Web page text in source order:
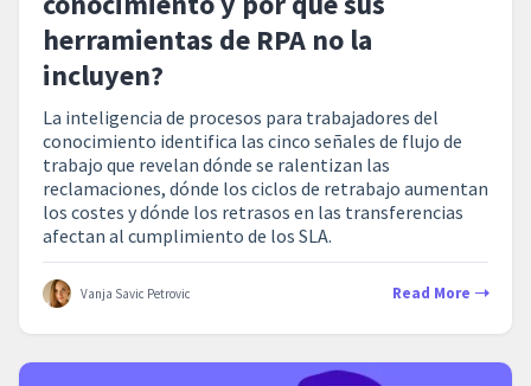
herramientas de RPA no la
incluyen?
La inteligencia de procesos para trabajadores del
conocimiento identifica las cinco señales de flujo de
trabajo que revelan dónde se ralentizan las
reclamaciones, dónde los ciclos de retrabajo aumentan
los costes y dónde los retrasos en las transferencias
afectan al cumplimiento de los SLA.
Vanja Savic Petrovic Read More